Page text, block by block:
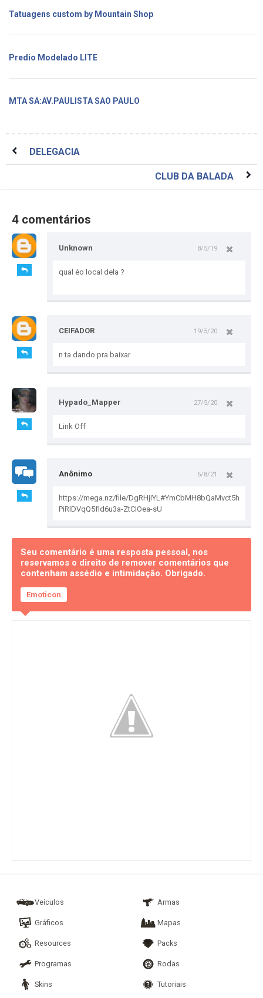
Tatuagens custom by Mountain Shop
Predio Modelado LITE
MTA SA:AV.PAULISTA SAO PAULO
DELEGACIA
CLUB DA BALADA
4 comentários
Unknown 8/5/19
qual éo local dela ?
CEIFADOR 19/5/20
n ta dando pra baixar
Hypado_Mapper 27/5/20
Link Off
Anônimo 6/8/21
https://mega.nz/file/DgRHjIYL#YmCbMH8bQaMvct5h
PiRlDVqQ5fld6u3a-ZtCIOea-sU
Seu comentário é uma resposta pessoal, nos
reservamos o direito de remover comentários que
contenham assédio e intimidação. Obrigado.
Emoticon
Veículos Armas
Gráficos Mapas
Resources Packs
Programas Rodas
Skins Tutoriais